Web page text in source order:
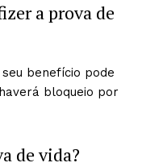
a prova de
benefício pode
bloqueio por
de vida?